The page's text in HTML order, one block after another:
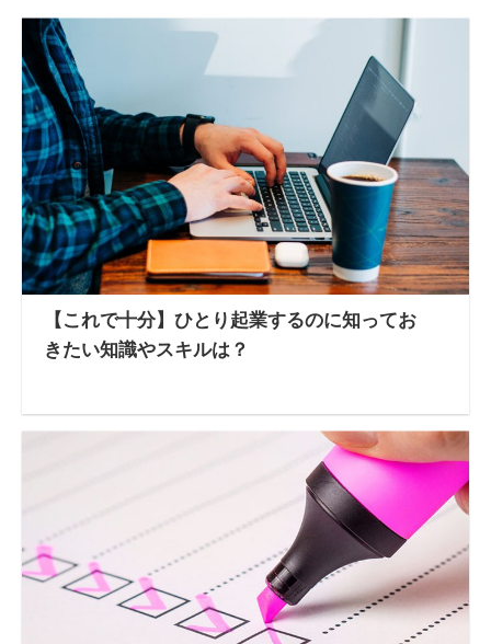
【これで十分】ひとり起業するのに知ってお
きたい知識やスキルは？